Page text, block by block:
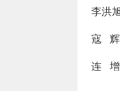
李洪
寇 辉
连 增